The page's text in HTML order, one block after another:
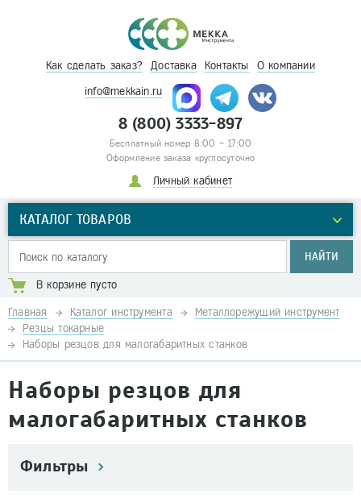
Как сделать заказ? Доставка Контакты О компании
info@mekkain.ru
8 (800) 3333-897
Бесплатный номер 8:00 – 17:00
Оформление заказа круглосуточно
Личный кабинет
КАТАЛОГ ТОВАРОВ
НАЙТИ
В корзине пусто
Главная Каталог инструмента
Металлорежущий инструмент
Резцы токарные
Наборы резцов для малогабаритных станков
Наборы резцов для
малогабаритных станков
Фильтры